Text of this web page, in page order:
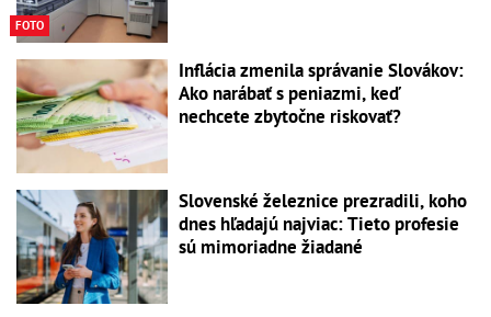
FOTO
Inflácia zmenila správanie Slovákov:
Ako narábať s peniazmi, keď
nechcete zbytočne riskovať?
Slovenské železnice prezradili, koho
dnes hľadajú najviac: Tieto profesie
sú mimoriadne žiadané